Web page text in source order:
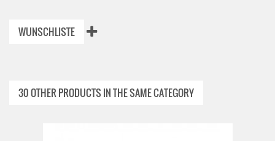
WUNSCHLISTE
30 OTHER PRODUCTS IN THE SAME CATEGORY